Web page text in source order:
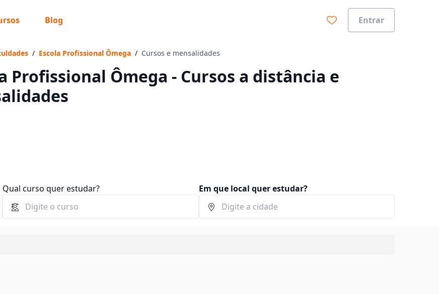
Blog Entrar
guiar no caminho ideal para seus estudos
/ Escola Profissional Ômega / Cursos e mensalidades
Profissional Ômega - Cursos a distância e
Qual curso quer estudar? Em que local quer estudar?